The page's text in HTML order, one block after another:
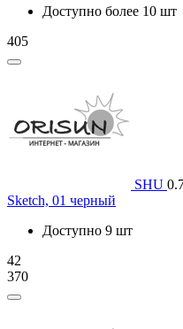
Доступно более 10 шт
405
SHU
Sketch, 01 черный
Доступно 9 шт
42
370